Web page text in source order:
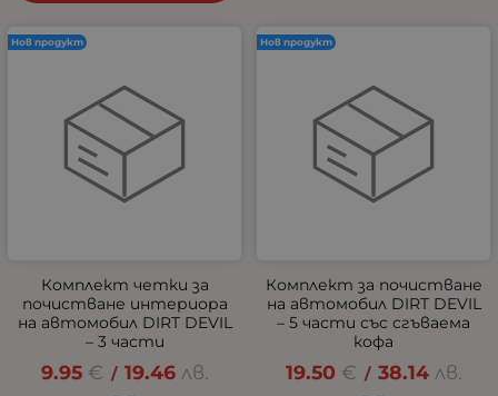
Комплект четки за
почистване интериора
на автомобил DIRT DEVIL
– 3 части
9.95 € / 19.46 лв.
Нов продукт
Комплект за почистване
на автомобил DIRT DEVIL
– 5 части със сгъваема
кофа
19.50 € / 38.14 лв.
Нов продукт